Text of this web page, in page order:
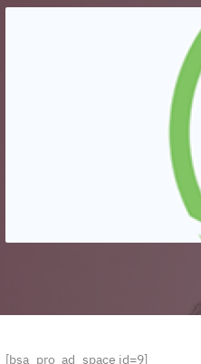
[bsa_pro_ad_space id=9]